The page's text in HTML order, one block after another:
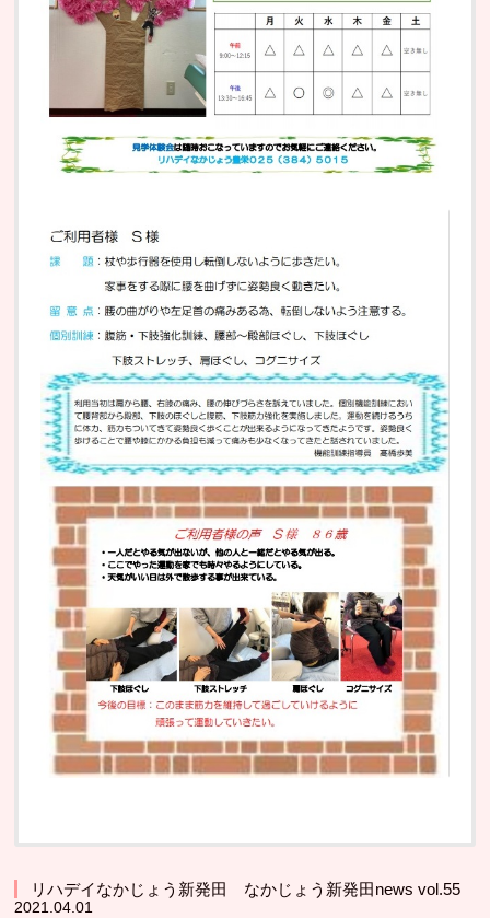
リハデイなかじょう新発田 なかじょう新発田news vol.55
2021.04.01